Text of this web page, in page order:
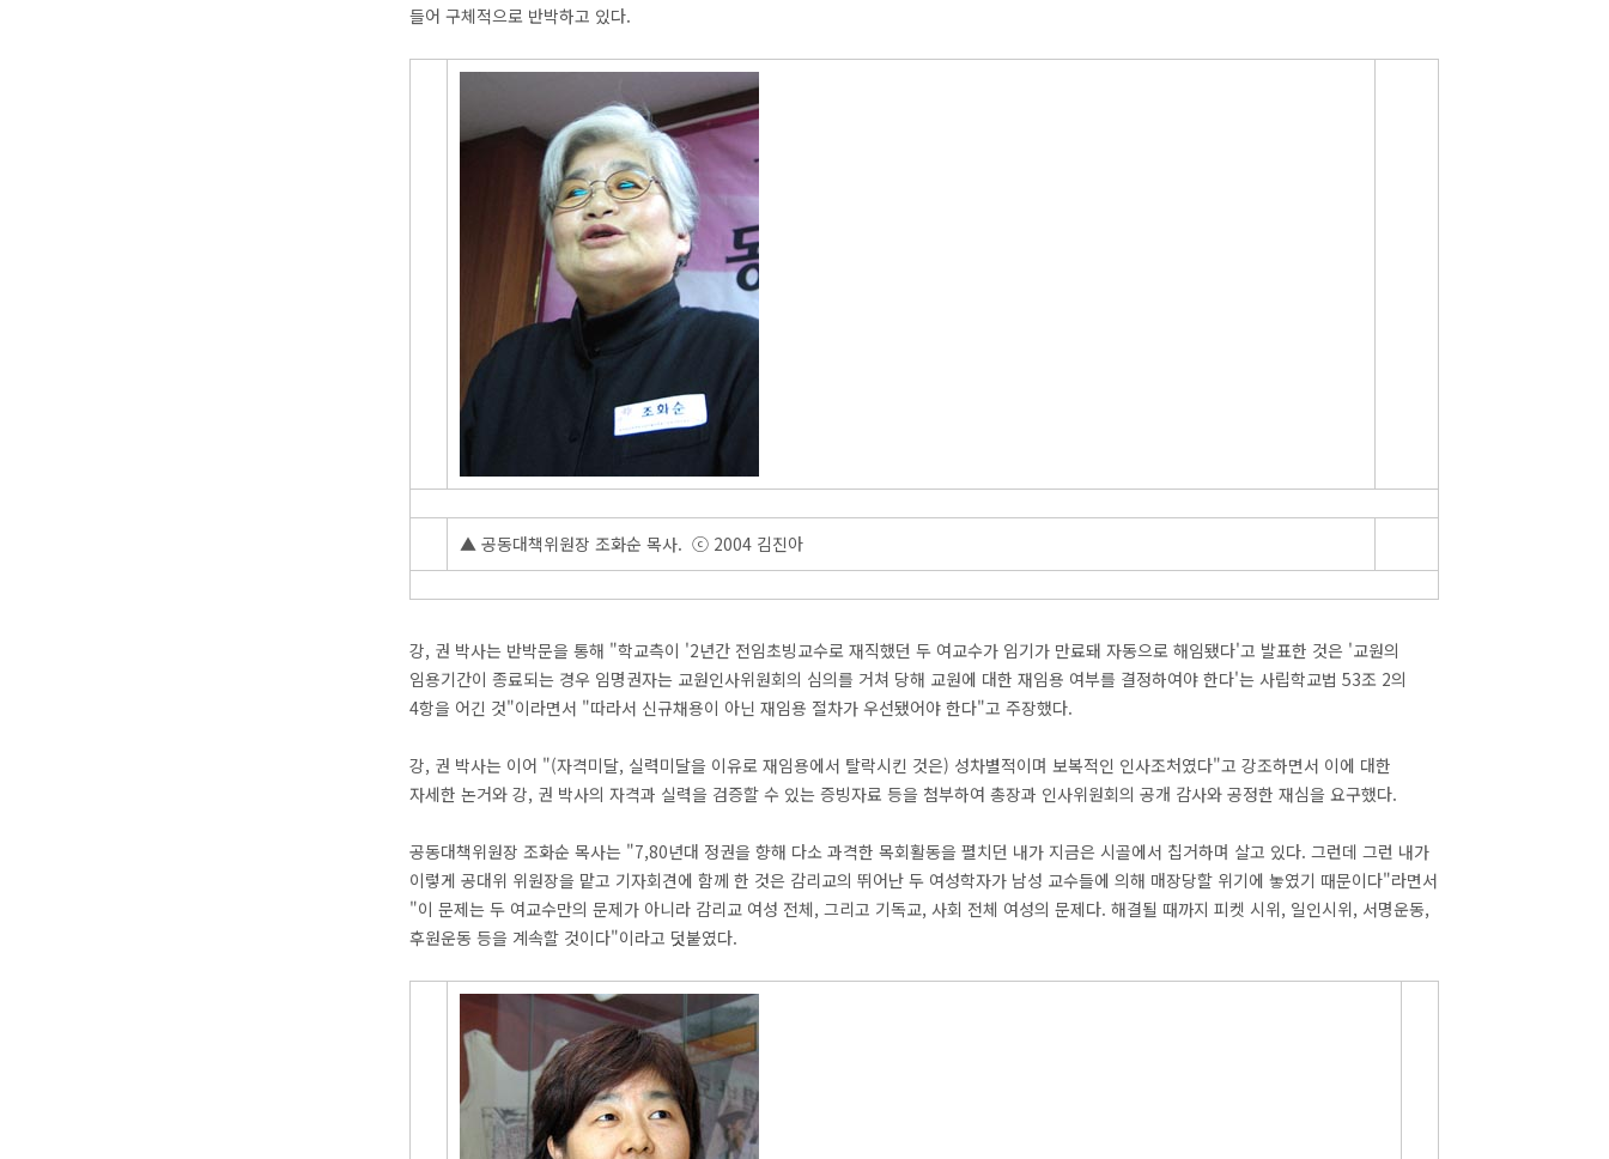
들어 구체적으로 반박하고 있다.
▲ 공동대책위원장 조화순 목사. ⓒ 2004 김진아
강, 권 박사는 반박문을 통해 "학교측이 '2년간 전임초빙교수로 재직했던 두 여교수가 임기가 만료돼 자동으로 해임됐다'고 발표한 것은 '교원의
임용기간이 종료되는 경우 임명권자는 교원인사위원회의 심의를 거쳐 당해 교원에 대한 재임용 여부를 결정하여야 한다'는 사립학교법 53조 2의
4항을 어긴 것"이라면서 "따라서 신규채용이 아닌 재임용 절차가 우선됐어야 한다"고 주장했다.
강, 권 박사는 이어 "(자격미달, 실력미달을 이유로 재임용에서 탈락시킨 것은) 성차별적이며 보복적인 인사조처였다"고 강조하면서 이에 대한
자세한 논거와 강, 권 박사의 자격과 실력을 검증할 수 있는 증빙자료 등을 첨부하여 총장과 인사위원회의 공개 감사와 공정한 재심을 요구했다.
공동대책위원장 조화순 목사는 "7,80년대 정권을 향해 다소 과격한 목회활동을 펼치던 내가 지금은 시골에서 칩거하며 살고 있다. 그런데 그런 내가
이렇게 공대위 위원장을 맡고 기자회견에 함께 한 것은 감리교의 뛰어난 두 여성학자가 남성 교수들에 의해 매장당할 위기에 놓였기 때문이다"라면서
"이 문제는 두 여교수만의 문제가 아니라 감리교 여성 전체, 그리고 기독교, 사회 전체 여성의 문제다. 해결될 때까지 피켓 시위, 일인시위, 서명운동,
후원운동 등을 계속할 것이다"이라고 덧붙였다.